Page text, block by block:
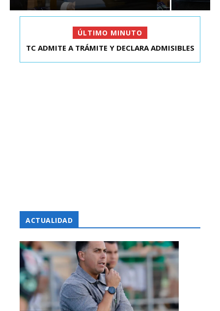
ÚLTIMO MINUTO
TC ADMITE A TRÁMITE Y DECLARA ADMISIBLES
ACTUALIDAD